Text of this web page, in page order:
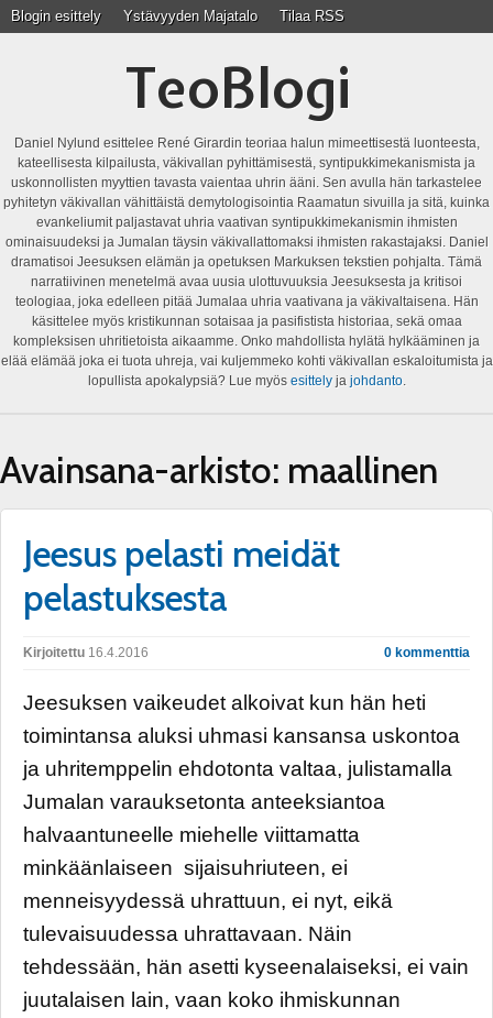
Blogin esittely Ystävyyden Majatalo Tilaa RSS
TeoBlogi
Daniel Nylund esittelee René Girardin teoriaa halun mimeettisestä luonteesta,
kateellisesta kilpailusta, väkivallan pyhittämisestä, syntipukkimekanismista ja
uskonnollisten myyttien tavasta vaientaa uhrin ääni. Sen avulla hän tarkastelee
pyhitetyn väkivallan vähittäistä demytologisointia Raamatun sivuilla ja sitä, kuinka
evankeliumit paljastavat uhria vaativan syntipukkimekanismin ihmisten
ominaisuudeksi ja Jumalan täysin väkivallattomaksi ihmisten rakastajaksi. Daniel
dramatisoi Jeesuksen elämän ja opetuksen Markuksen tekstien pohjalta. Tämä
narratiivinen menetelmä avaa uusia ulottuvuuksia Jeesuksesta ja kritisoi
teologiaa, joka edelleen pitää Jumalaa uhria vaativana ja väkivaltaisena. Hän
käsittelee myös kristikunnan sotaisaa ja pasifistista historiaa, sekä omaa
kompleksisen uhritietoista aikaamme. Onko mahdollista hylätä hylkääminen ja
elää elämää joka ei tuota uhreja, vai kuljemmeko kohti väkivallan eskaloitumista ja
lopullista apokalypsiä? Lue myös esittelyja johdanto.
Avainsana-arkisto: maallinen
Jeesus pelasti meidät
pelastuksesta
Kirjoitettu 16.4.2016 0 kommenttia
Jeesuksen vaikeudet alkoivat kun hän heti
toimintansa aluksi uhmasi kansansa uskontoa
ja uhritemppelin ehdotonta valtaa, julistamalla
Jumalan varauksetonta anteeksiantoa
halvaantuneelle miehelle viittamatta
minkäänlaiseen sijaisuhriuteen, ei
menneisyydessä uhrattuun, ei nyt, eikä
tulevaisuudessa uhrattavaan. Näin
tehdessään, hän asetti kyseenalaiseksi, ei vain
juutalaisen lain, vaan koko ihmiskunnan